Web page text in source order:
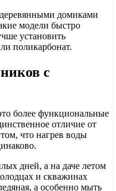
домиками
модели быстро
установить
поликарбонат.
с
более функциональные
отличие от
что нагрев воды
дней, а на даче летом
и скважинах
а особенно мыть